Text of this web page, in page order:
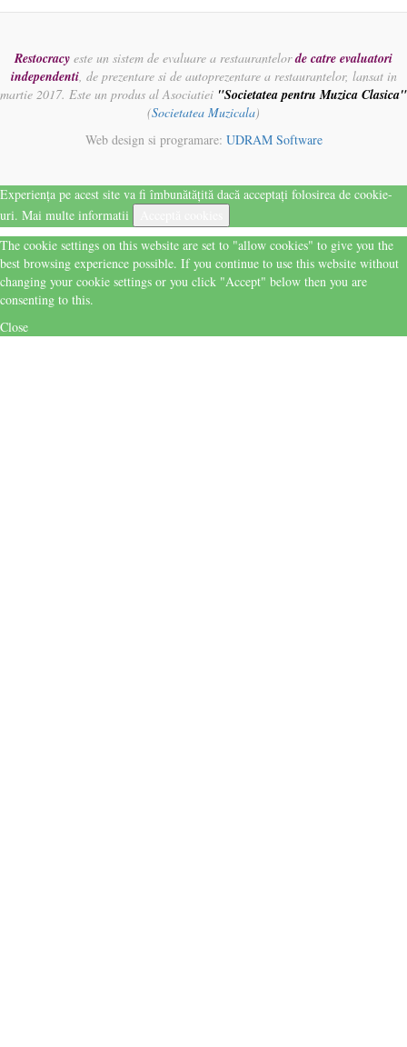
Restocracy este un sistem de evaluare a restaurantelorde catre evaluatori
independenti, de prezentare si de autoprezentare a restaurantelor, lansat in
martie 2017. Este un produs al Asociatiei "Societatea pentru Muzica Clasica"
(Societatea Muzicala)
Web design si programare: UDRAM Software
Experiența pe acest site va fi îmbunătățită dacă acceptați folosirea de cookie-
uri. Mai multe informatii
The cookie settings on this website are set to "allow cookies" to give you the
best browsing experience possible. If you continue to use this website without
changing your cookie settings or you click "Accept" below then you are
consenting to this.
Close